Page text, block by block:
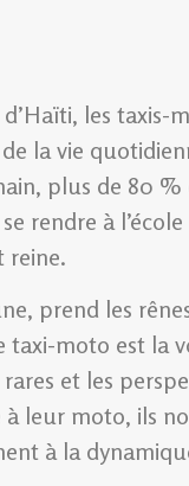
les taxis-
la vie
plus de 80
rendre à
reine.
prend les
moto est la
et les
leur moto, ils
à la